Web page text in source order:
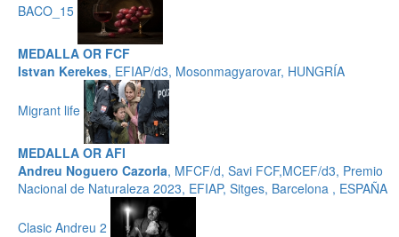
BACO_15
MEDALLA OR FCF
Istvan Kerekes, EFIAP/d3, Mosonmagyarovar, HUNGRÍA
Migrant life
MEDALLA OR AFI
Andreu Noguero Cazorla, MFCF/d, Savi FCF,MCEF/d3, Premio
Nacional de Naturaleza 2023, EFIAP, Sitges, Barcelona , ESPAÑA
Clasic Andreu 2